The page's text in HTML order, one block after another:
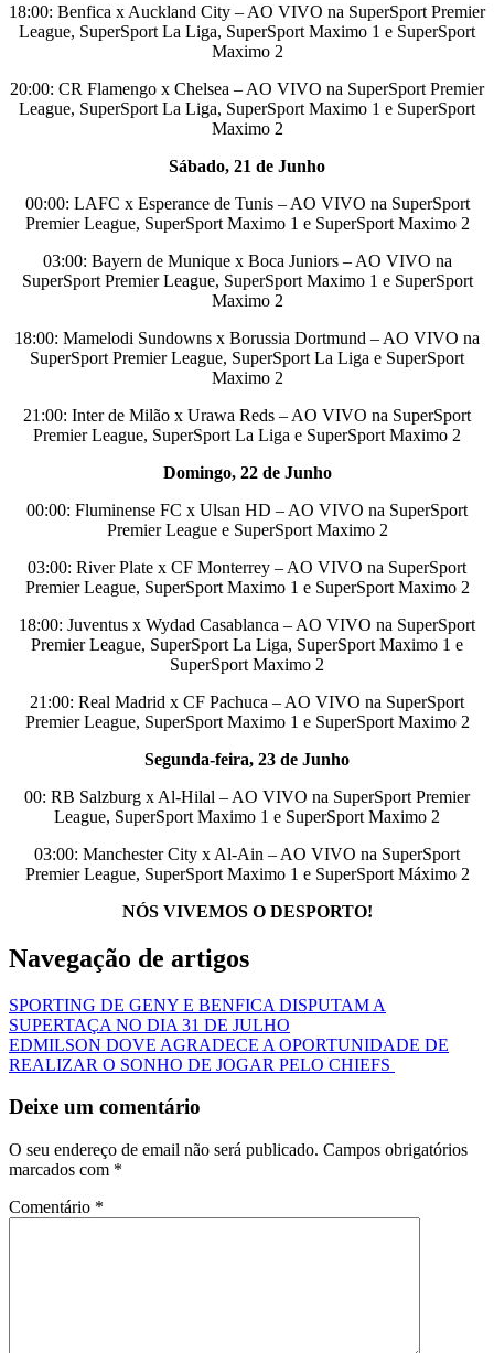
18:00: Benfica x Auckland City – AO VIVO na SuperSport Premier
League, SuperSport La Liga, SuperSport Maximo 1 e SuperSport
Maximo 2
20:00: CR Flamengo x Chelsea – AO VIVO na SuperSport Premier
League, SuperSport La Liga, SuperSport Maximo 1 e SuperSport
Maximo 2
Sábado, 21 de Junho
00:00: LAFC x Esperance de Tunis – AO VIVO na SuperSport
Premier League, SuperSport Maximo 1 e SuperSport Maximo 2
03:00: Bayern de Munique x Boca Juniors – AO VIVO na
SuperSport Premier League, SuperSport Maximo 1 e SuperSport
Maximo 2
18:00: Mamelodi Sundowns x Borussia Dortmund – AO VIVO na
SuperSport Premier League, SuperSport La Liga e SuperSport
Maximo 2
21:00: Inter de Milão x Urawa Reds – AO VIVO na SuperSport
Premier League, SuperSport La Liga e SuperSport Maximo 2
Domingo, 22 de Junho
00:00: Fluminense FC x Ulsan HD – AO VIVO na SuperSport
Premier League e SuperSport Maximo 2
03:00: River Plate x CF Monterrey – AO VIVO na SuperSport
Premier League, SuperSport Maximo 1 e SuperSport Maximo 2
18:00: Juventus x Wydad Casablanca – AO VIVO na SuperSport
Premier League, SuperSport La Liga, SuperSport Maximo 1 e
SuperSport Maximo 2
21:00: Real Madrid x CF Pachuca – AO VIVO na SuperSport
Premier League, SuperSport Maximo 1 e SuperSport Maximo 2
Segunda-feira, 23 de Junho
00: RB Salzburg x Al-Hilal – AO VIVO na SuperSport Premier
League, SuperSport Maximo 1 e SuperSport Maximo 2
03:00: Manchester City x Al-Ain – AO VIVO na SuperSport
Premier League, SuperSport Maximo 1 e SuperSport Máximo 2
NÓS VIVEMOS O DESPORTO!
Navegação de artigos
SPORTING DE GENY E BENFICA DISPUTAM A
SUPERTAÇA NO DIA 31 DE JULHO
EDMILSON DOVE AGRADECE A OPORTUNIDADE DE
REALIZAR O SONHO DE JOGAR PELO CHIEFS
Deixe um comentário
O seu endereço de email não será publicado. Campos obrigatórios
marcados com *
Comentário *